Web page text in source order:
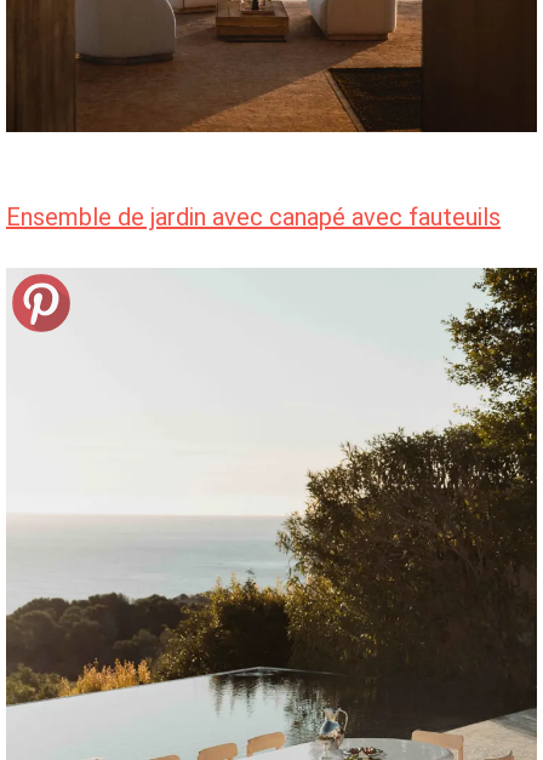
Ensemble de jardin avec canapé avec fauteuils